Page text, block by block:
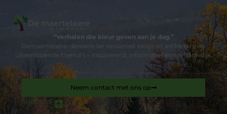
“Verhalen die kleur geven aan je dag.”
Demaertelaere-dewaele.be verzamelt blogs en artikelen over
uiteenlopende thema’s – inspirerend, informatief en toegankelijk.
Sitelinks
Neem contact met ons op